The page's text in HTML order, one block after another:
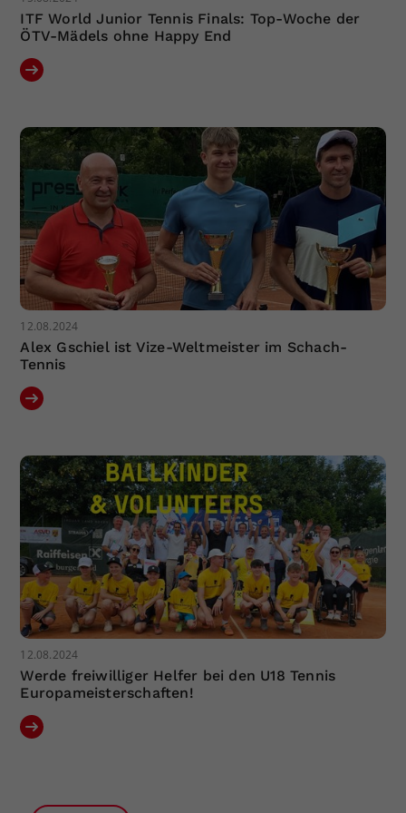
ITF World Junior Tennis Finals: Top-Woche der
ÖTV-Mädels ohne Happy End
12.08.2024
Alex Gschiel ist Vize-Weltmeister im Schach-
Tennis
12.08.2024
Werde freiwilliger Helfer bei den U18 Tennis
Europameisterschaften!